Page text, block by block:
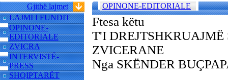
Gjithë lajmet
LAJMI I FUNDIT
OPINONE-
EDITORIALE
ZVICRA
INTERVISTË-
PRESS
SHQIPTARËT
OPINONE-EDITORIALE
Ftesa këtu
T'I DREJTSHKRUAJMË
ZVICERANE
Nga SKËNDER